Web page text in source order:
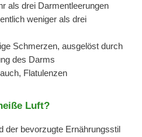
als drei Darmentleerungen
weniger als drei
Schmerzen, ausgelöst durch
des Darms
Flatulenzen
Luft?
der bevorzugte Ernährungsstil